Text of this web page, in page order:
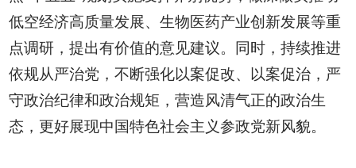
低空经济高质量发展、生物医药产业创新发展等重
点调研，提出有价值的意见建议。同时，持续推进
依规从严治党，不断强化以案促改、以案促治，严
守政治纪律和政治规矩，营造风清气正的政治生
态，更好展现中国特色社会主义参政党新风貌。